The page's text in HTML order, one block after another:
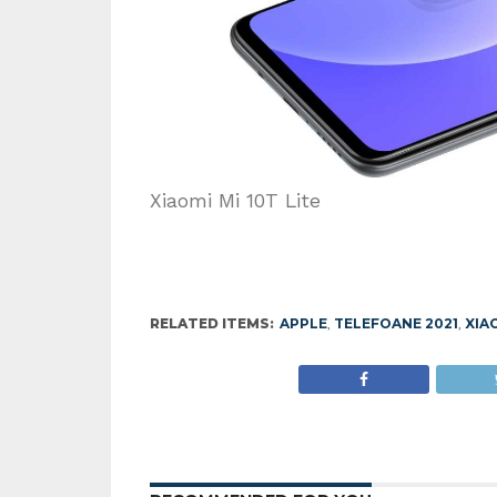
Xiaomi Mi 10T Lite
RELATED ITEMS: APPLE, TELEFOANE 2021